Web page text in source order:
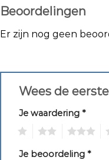
Beoordelingen
Er zijn nog geen
Wees de
Je waardering *
Je beoordeling *